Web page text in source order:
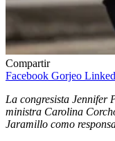
Compartir
Facebook Gorjeo
La congresista Jennifer
ministra Carolina
Jaramillo como